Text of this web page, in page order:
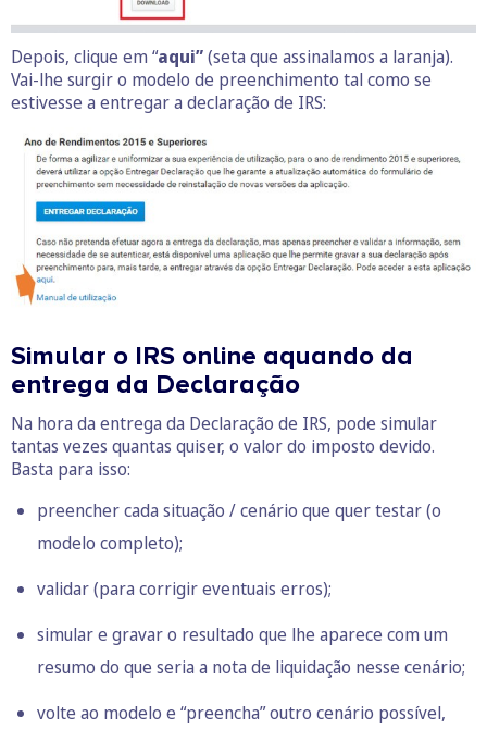
Depois, clique em “aqui”(seta que assinalamos a laranja).
Vai-lhe surgir o modelo de preenchimento tal como se
estivesse a entregar a declaração de IRS:
Simular o IRS online aquando da
entrega da Declaração
Na hora da entrega da Declaração de IRS, pode simular
tantas vezes quantas quiser, o valor do imposto devido.
Basta para isso:
preencher cada situação / cenário que quer testar (o
modelo completo);
validar (para corrigir eventuais erros);
simular e gravar o resultado que lhe aparece com um
resumo do que seria a nota de liquidação nesse cenário;
volte ao modelo e “preencha” outro cenário possível,